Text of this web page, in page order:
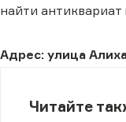
найти
Адрес: улица
Читайте